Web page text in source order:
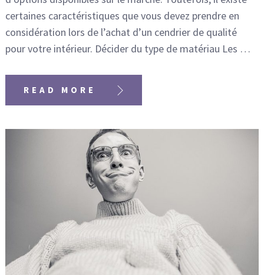
certaines caractéristiques que vous devez prendre en
considération lors de l’achat d’un cendrier de qualité
pour votre intérieur. Décider du type de matériau Les …
READ MORE